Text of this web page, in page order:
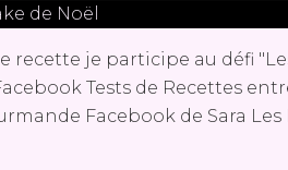
recette je participe au défi
Tests de Recettes
Facebook de Sara